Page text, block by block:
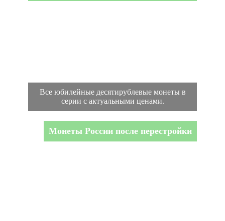
Все юбилейные десятирублевые монеты в
серии с актуальными ценами.
Монеты России после перестройки